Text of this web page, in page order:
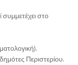
στο
Περιστερίου.